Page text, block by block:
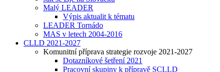
Malý LEADER
Výpis aktualit k tématu
LEADER Tornádo
MAS v letech 2004-2016
CLLD 2021-2027
Komunitní příprava strategie rozvoje 2021-2027
Dotazníkové šetření 2021
Pracovní skupiny k přípravě SCLLD